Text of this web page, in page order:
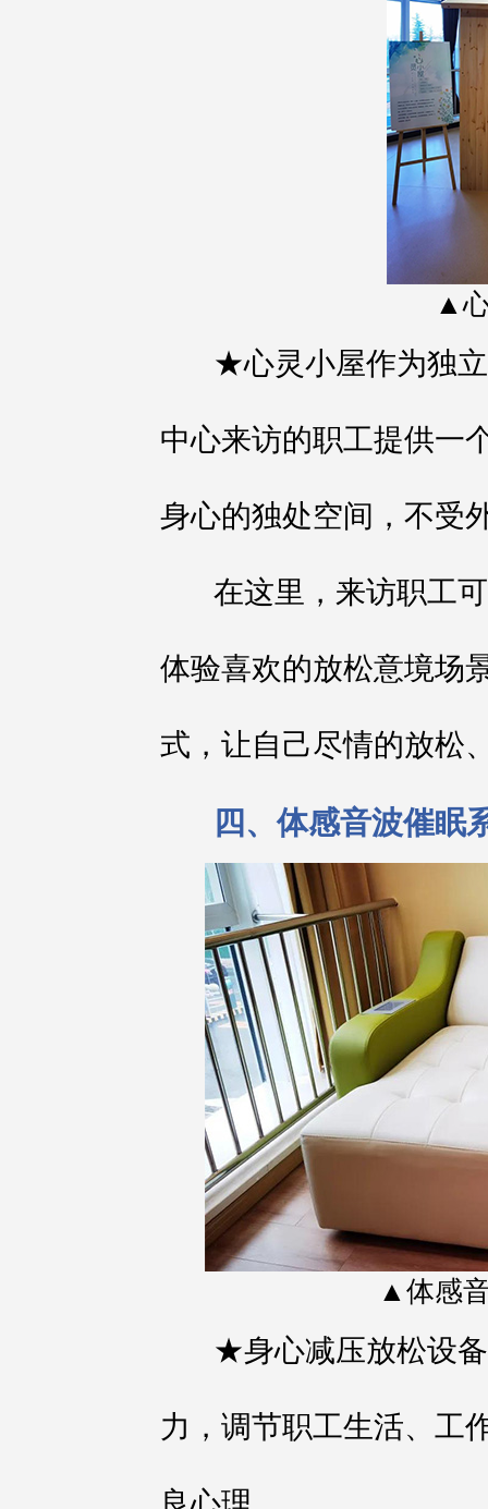
▲
★心灵小屋作为独立
中心来访的职工提供一
身心的独处空间，不受
在这里，来访职工可
体验喜欢的放松意境场
式，让自己尽情的放松
四、体感音波催眠
▲体感
★身心减压放松设备
力，调节职工生活、工